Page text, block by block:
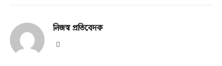
নিজস্ব প্রতিবেদক